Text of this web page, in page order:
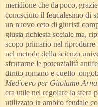
meridione che da poco,
conosciuto il feudalesimo di
un nuovo ceto di giuristi
giusta richiesta sociale ma,
scopo primario nel
nel metodo della scienza
sfruttarne le potenzialità
diritto romano e quello
Medioevo per Girolamo
era utile nel regolare la sfera
utilizzato in ambito feudale